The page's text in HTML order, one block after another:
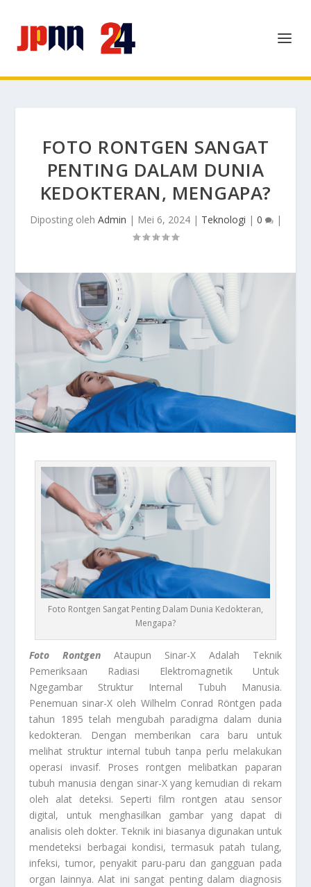
FOTO RONTGEN SANGAT
PENTING DALAM DUNIA
KEDOKTERAN, MENGAPA?
Diposting oleh Admin | Mei 6, 2024| Teknologi | 0 |
Foto Rontgen Sangat Penting Dalam Dunia Kedokteran,
Mengapa?
Foto RontgenAtaupun Sinar-X Adalah Teknik
Pemeriksaan Radiasi Elektromagnetik Untuk
Ngegambar Struktur Internal Tubuh Manusia.
Penemuan sinar-X oleh Wilhelm Conrad Röntgen pada
tahun 1895 telah mengubah paradigma dalam dunia
kedokteran. Dengan memberikan cara baru untuk
melihat struktur internal tubuh tanpa perlu melakukan
operasi invasif. Proses rontgen melibatkan paparan
tubuh manusia dengan sinar-X yang kemudian di rekam
oleh alat deteksi. Seperti film rontgen atau sensor
digital, untuk menghasilkan gambar yang dapat di
analisis oleh dokter. Teknik ini biasanya digunakan untuk
mendeteksi berbagai kondisi, termasuk patah tulang,
infeksi, tumor, penyakit paru-paru dan gangguan pada
organ lainnya. Alat ini sangat penting dalam diagnosis